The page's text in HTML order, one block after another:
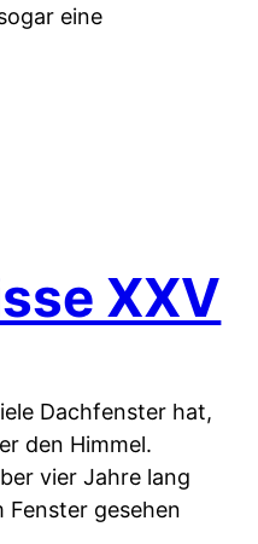
eine
XXV
Dachfenster hat,
den Himmel.
vier Jahre lang
Fenster gesehen